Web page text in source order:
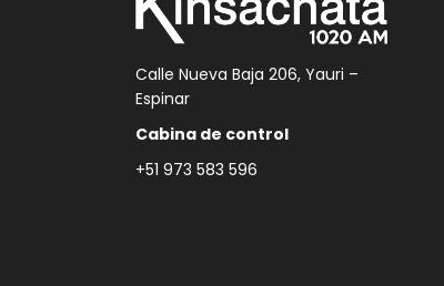
Calle Nueva Baja 206, Yauri –
Espinar
Cabina de control
+51 973 583 596